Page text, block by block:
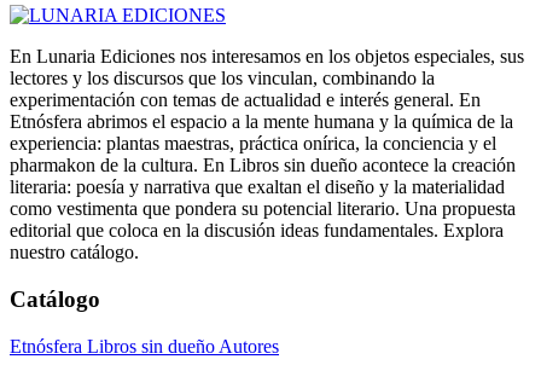
En Lunaria Ediciones nos interesamos en los objetos especiales, sus
lectores y los discursos que los vinculan, combinando la
experimentación con temas de actualidad e interés general. En
Etnósfera abrimos el espacio a la mente humana y la química de la
experiencia: plantas maestras, práctica onírica, la conciencia y el
pharmakon de la cultura. En Libros sin dueño acontece la creación
literaria: poesía y narrativa que exaltan el diseño y la materialidad
como vestimenta que pondera su potencial literario. Una propuesta
editorial que coloca en la discusión ideas fundamentales. Explora
nuestro catálogo.
Catálogo
Etnósfera Libros sin dueño Autores